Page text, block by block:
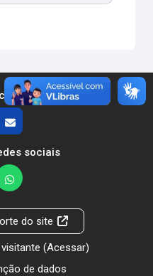
sociais
do site
(Acessar)
de dados